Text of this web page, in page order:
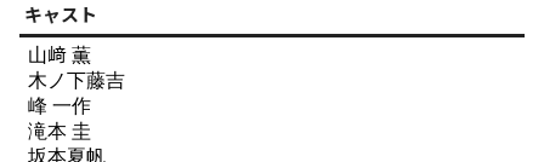
キャスト
山﨑 薫
木ノ下藤吉
峰 一作
滝本 圭
坂本夏帆